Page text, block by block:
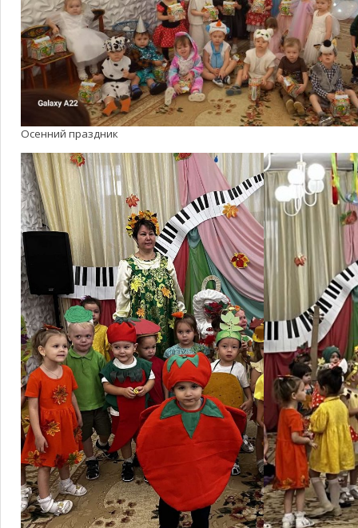
Осенний праздник